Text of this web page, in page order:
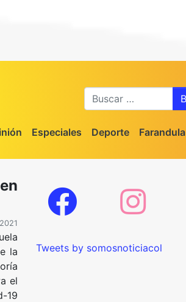
Especiales Deporte Farandula
la
el
19
Tweets by somosnoticiacol